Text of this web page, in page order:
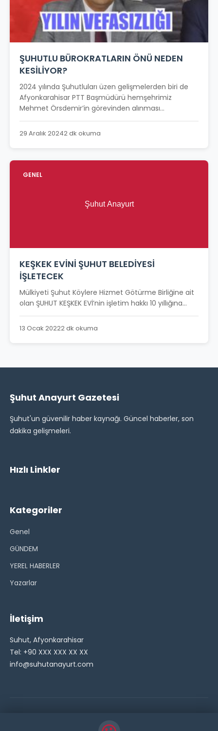
ŞUHUTLU BÜROKRATLARIN ÖNÜ NEDEN
KESİLİYOR?
2024 yılında Şuhutluları üzen gelişmelerden biri de
Afyonkarahisar PTT Başmüdürü hemşehrimiz
Mehmet Örsdemir’in görevinden alınması...
29 Aralık 20242 dk okuma
GENEL
KEŞKEK EVİNİ ŞUHUT BELEDİYESİ
İŞLETECEK
Mülkiyeti Şuhut Köylere Hizmet Götürme Birliğine ait
olan ŞUHUT KEŞKEK EVİ’nin işletim hakkı 10 yıllığına...
13 Ocak 20222 dk okuma
Şuhut Anayurt Gazetesi
Şuhut'un güvenilir haber kaynağı. Güncel haberler, son
dakika gelişmeleri.
Hızlı Linkler
Kategoriler
Genel
GÜNDEM
YEREL HABERLER
Yazarlar
İletişim
Suhut, Afyonkarahisar
Tel: +90 XXX XXX XX XX
info@suhutanayurt.com